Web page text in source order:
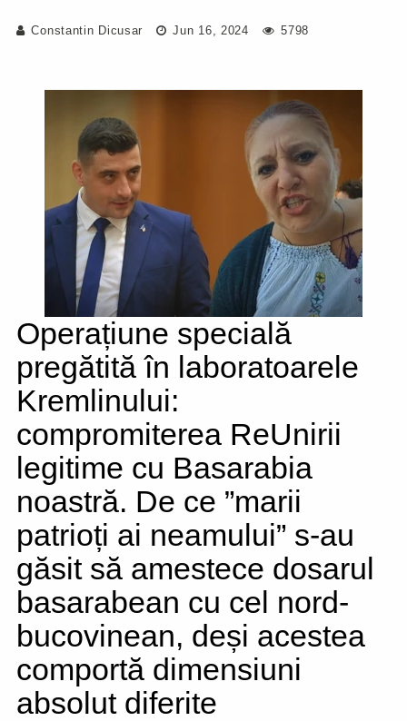
Constantin Dicusar Jun 16, 2024 5798
Operațiune specială
pregătită în laboratoarele
Kremlinului:
compromiterea ReUnirii
legitime cu Basarabia
noastră. De ce ”marii
patrioți ai neamului” s-au
găsit să amestece dosarul
basarabean cu cel nord-
bucovinean, deși acestea
comportă dimensiuni
absolut diferite